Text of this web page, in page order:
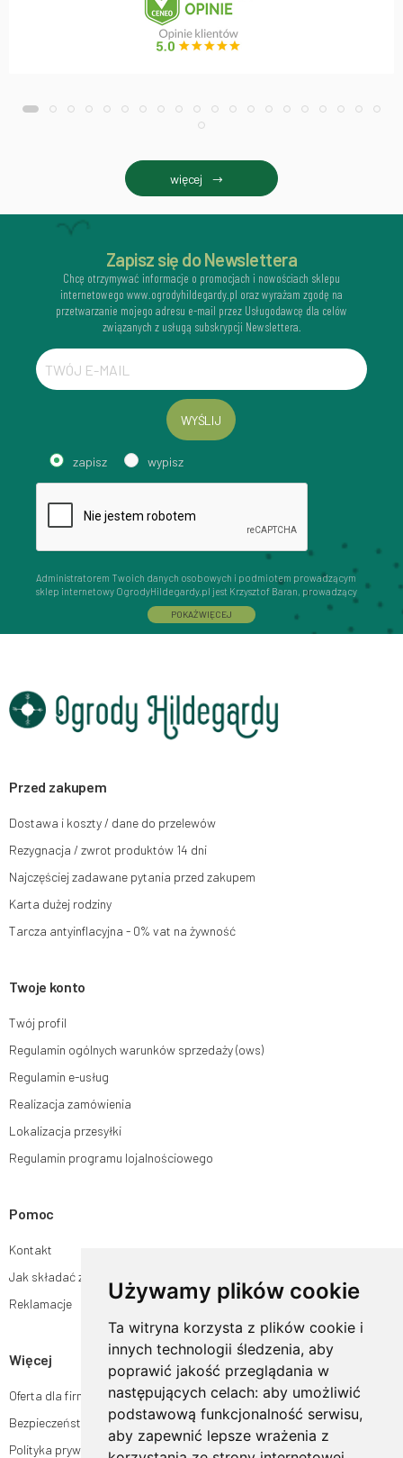
Używamy plików cookie
Ta witryna korzysta z plików cookie i
innych technologii śledzenia, aby
poprawić jakość przeglądania w
następujących celach: aby umożliwić
podstawową funkcjonalność serwisu,
aby zapewnić lepsze wrażenia z
więcej
Zapisz się do Newslettera
Chcę otrzymywać informacje o promocjach i nowościach sklepu
internetowego www.ogrodyhildegardy.pl oraz wyrażam zgodę na
przetwarzanie mojego adresu e-mail przez Usługodawcę dla celów
związanych z usługą subskrypcji Newslettera.
WYŚLIJ
zapisz wypisz
Administratorem Twoich danych osobowych i podmiotem prowadzącym
sklep internetowy OgrodyHildegardy.pl jest Krzysztof Baran, prowadzący
działalność gospodarczą pod firmą: Mouton Interactive Krzysztof Baran
wpisaną do Centralnej Ewidencji i Informacji o Działalności Gospodarczej,
adres głównego miejsca wykonywania działalności w Siedlcach, ul.
chwili rezygnacji z subskrypcji.
Przysługuje Ci prawo do żądania dostępu do swoich danych osobowych,
ich sprostowania, usunięcia, ograniczenia przetwarzania, wniesienia
momencie bez wpływu na zgodność z prawem przetwarzania, którego
dokonano na podstawie zgody przed jej cofnięciem. W tym celu możesz
e-mail lub pisemnie na adres siedziby.
Więcej informacji:www.mouton.pl/ODO
POKAŻ WIĘCEJ
Przed zakupem
Dostawa i koszty / dane do przelewów
Rezygnacja / zwrot produktów 14 dni
Najczęściej zadawane pytania przed zakupem
Karta dużej rodziny
Tarcza antyinflacyjna - 0% vat na żywność
Twoje konto
Twój profil
Regulamin ogólnych warunków sprzedaży (ows)
Regulamin e-usług
Realizacja zamówienia
Lokalizacja przesyłki
Regulamin programu lojalnościowego
Pomoc
Kontakt
Jak składać zamówienia w sklepie ogrodyhildegardy.pl?
Reklamacje
Więcej
Oferta dla firm
Bezpieczeństwo płatności
Polityka prywatności